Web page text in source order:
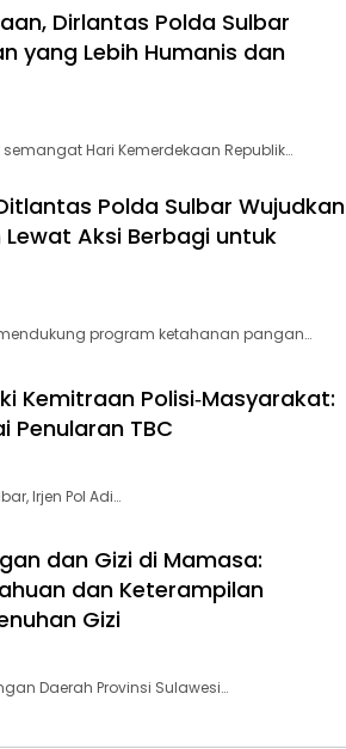
Dirlantas Polda Sulbar
yang Lebih Humanis dan
Hari Kemerdekaan Republik…
Polda Sulbar Wujudkan
Aksi Berbagi untuk
program ketahanan pangan…
Kemitraan Polisi‑Masyarakat:
Penularan TBC
Irjen Pol Adi…
dan Gizi di Mamasa:
dan Keterampilan
Gizi
Daerah Provinsi Sulawesi…